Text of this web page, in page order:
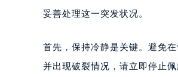
济南市历下区
广州市越秀区
深圳市罗湖区
妥善处理这一突发状况。
首先，保持冷静是关键。避免
并出现破裂情况，请立即停止